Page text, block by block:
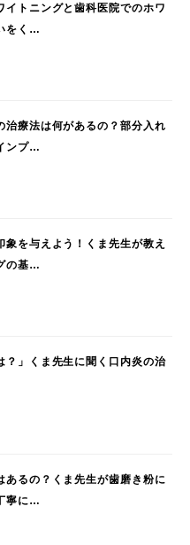
イトニングと歯科医院でのホワ
をく…
治療法は何があるの？部分入れ
ンプ…
象を与えよう！くま先生が教え
の基…
？」くま先生に聞く口内炎の治
あるの？くま先生が歯磨き粉に
寧に…